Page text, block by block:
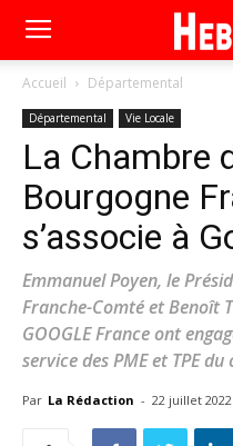
Accueil Départemental
Départemental Vie Locale
La Chambre
Bourgogne
s’associe à
Emmanuel Poyen, le
Franche-Comté et Benoît
GOOGLE France ont
service des PME et TPE
Par La Rédaction - 22 juillet 2022